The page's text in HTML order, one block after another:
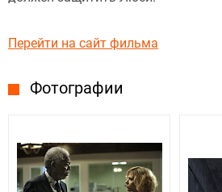
Перейти на сайт фильма
Фотографии